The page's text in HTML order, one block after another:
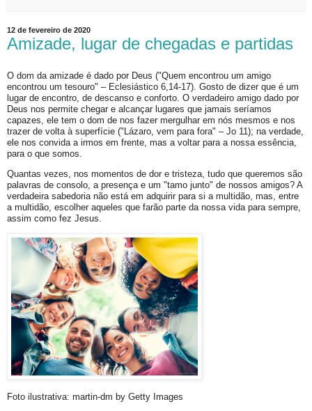
12 de fevereiro de 2020
Amizade, lugar de chegadas e partidas
O dom da amizade é dado por Deus ("Quem encontrou um amigo
encontrou um tesouro" – Eclesiástico 6,14-17). Gosto de dizer que é um
lugar de encontro, de descanso e conforto. O verdadeiro amigo dado por
Deus nos permite chegar e alcançar lugares que jamais seríamos
capazes, ele tem o dom de nos fazer mergulhar em nós mesmos e nos
trazer de volta à superfície ("Lázaro, vem para fora" – Jo 11); na verdade,
ele nos convida a irmos em frente, mas a voltar para a nossa essência,
para o que somos.
Quantas vezes, nos momentos de dor e tristeza, tudo que queremos são
palavras de consolo, a presença e um "tamo junto" de nossos amigos? A
verdadeira sabedoria não está em adquirir para si a multidão, mas, entre
a multidão, escolher aqueles que farão parte da nossa vida para sempre,
assim como fez Jesus.
Foto ilustrativa: martin-dm by Getty Images